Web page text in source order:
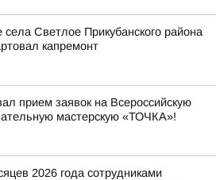
Светлое Прикубанского района
капремонт
прием заявок на Всероссийскую
мастерскую «ТОЧКА»!
2026 года сотрудниками